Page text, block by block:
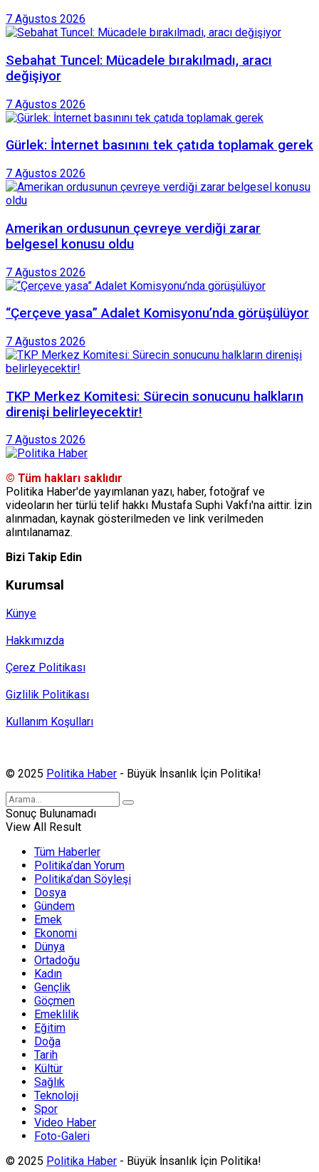
7 Ağustos 2026
Sebahat Tuncel: Mücadele bırakılmadı, aracı
değişiyor
7 Ağustos 2026
Gürlek: İnternet basınını tek çatıda toplamak gerek
7 Ağustos 2026
Amerikan ordusunun çevreye verdiği zarar
belgesel konusu oldu
7 Ağustos 2026
“Çerçeve yasa” Adalet Komisyonu’nda görüşülüyor
7 Ağustos 2026
TKP Merkez Komitesi: Sürecin sonucunu halkların
direnişi belirleyecektir!
7 Ağustos 2026
© Tüm hakları saklıdır
Politika Haber'de yayımlanan yazı, haber, fotoğraf ve
videoların her türlü telif hakkı Mustafa Suphi Vakfı'na aittir. İzin
alınmadan, kaynak gösterilmeden ve link verilmeden
alıntılanamaz.
Bizi Takip Edin
Kurumsal
Künye
Hakkımızda
Çerez Politikası
Gizlilik Politikası
Kullanım Koşulları
© 2025 Politika Haber - Büyük İnsanlık İçin Politika!
Sonuç Bulunamadı
View All Result
Tüm Haberler
Politika’dan Yorum
Politika’dan Söyleşi
Dosya
Gündem
Emek
Ekonomi
Dünya
Ortadoğu
Kadın
Gençlik
Göçmen
Emeklilik
Eğitim
Doğa
Tarih
Kültür
Sağlık
Teknoloji
Spor
Video Haber
Foto-Galeri
© 2025 Politika Haber - Büyük İnsanlık İçin Politika!